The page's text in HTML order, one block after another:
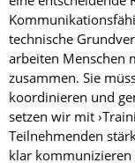
technische
arbeiten Menschen
zusammen. Sie
koordinieren und
setzen wir mit
Teilnehmenden
klar kommunizieren